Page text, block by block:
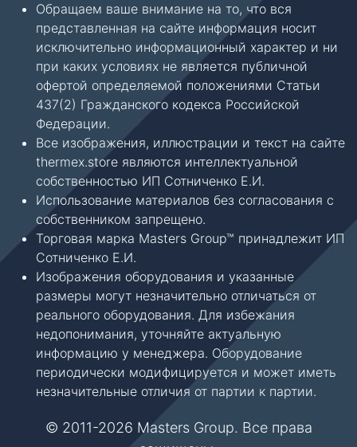
Обращаем ваше внимание на то, что вся
представленная на сайте информация носит
исключительно информационный характер и ни
при каких условиях не является публичной
офертой определяемой положениями Статьи
437(2) Гражданского кодекса Российской
Федерации.
Все изображения, иллюстрации и текст на сайте
thermex.store являются интеллектуальной
собственностью ИП Сотниченко Е.И.
Использование материалов без согласования с
собственником запрещено.
Торговая марка Masters Group™ принадлежит ИП
Сотниченко Е.И.
Изображения оборудования и указанные
размеры могут незначительно отличаться от
реального оборудования. Для избежания
недопонимания, уточняйте актуальную
информацию у менеджера. Оборудование
периодически модифицируется и может иметь
незначительные отличия от партии к партии.
© 2011-2026 Masters Group. Все права